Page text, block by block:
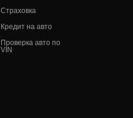
Страховка
Кредит на авто
Проверка авто по
VIN